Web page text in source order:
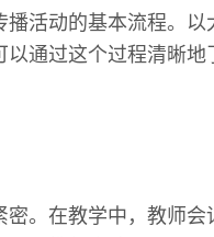
活动的基本流程。以
通过这个过程清晰
。在教学中，教师